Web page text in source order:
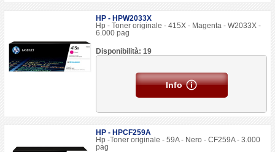
HP - HPW2033X
Hp - Toner originale - 415X - Magenta - W2033X -
6.000 pag
Disponibilità: 19
Info
HP - HPCF259A
Hp -Toner originale - 59A - Nero - CF259A - 3.000
pag